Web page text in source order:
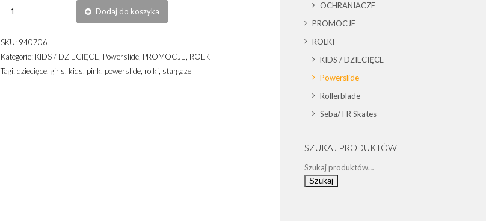
Jet
Lavender
Dodaj do koszyka
SKU: 940706
Kategorie: KIDS / DZIECIĘCE Powerslide, PROMOCJE ROLKI
Tagi: dziecięce, girls kids pink powerslide, rolki stargaze
OCHRANIACZE
PROMOCJE
ROLKI
KIDS / DZIECIĘCE
Powerslide
Rollerblade
Seba/ FR Skates
SZUKAJ PRODUKTÓW
Szukaj